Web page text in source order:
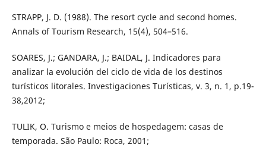
STRAPP, J. D. (1988). The resort cycle and second homes.
Annals of Tourism Research, 15(4), 504–516.
SOARES, J.; GANDARA, J.; BAIDAL, J. Indicadores para
analizar la evolución del ciclo de vida de los destinos
turísticos litorales. Investigaciones Turísticas, v. 3, n. 1, p.19-
38,2012;
TULIK, O. Turismo e meios de hospedagem: casas de
temporada. São Paulo: Roca, 2001;